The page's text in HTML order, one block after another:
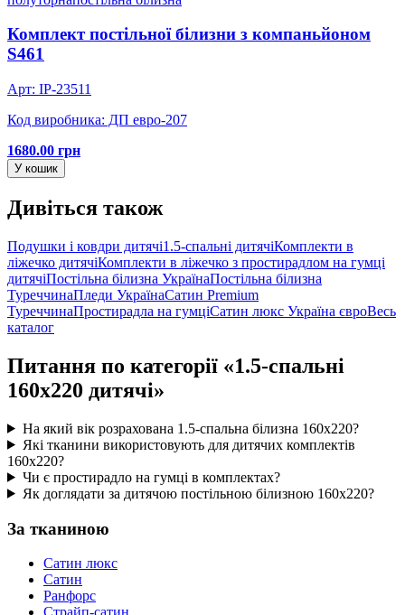
Комплект постільної білизни з компаньйоном
S461
Арт: IP-23511
Код виробника: ДП евро-207
1680.00 грн
У кошик
Дивіться також
Подушки і ковдри дитячі1.5-спальні дитячіКомплекти в
ліжечко дитячіКомплекти в ліжечко з простирадлом на гумці
дитячіПостільна білизна УкраїнаПостільна білизна
ТуреччинаПледи УкраїнаСатин Premium
ТуреччинаПростирадла на гумціСатин люкс Україна євроВесь
каталог
Питання по категорії «1.5-спальні
160х220 дитячі»
На який вік розрахована 1.5-спальна білизна 160х220?
Які тканини використовують для дитячих комплектів
160х220?
Чи є простирадло на гумці в комплектах?
Як доглядати за дитячою постільною білизною 160х220?
За тканиною
Сатин люкс
Сатин
Ранфорс